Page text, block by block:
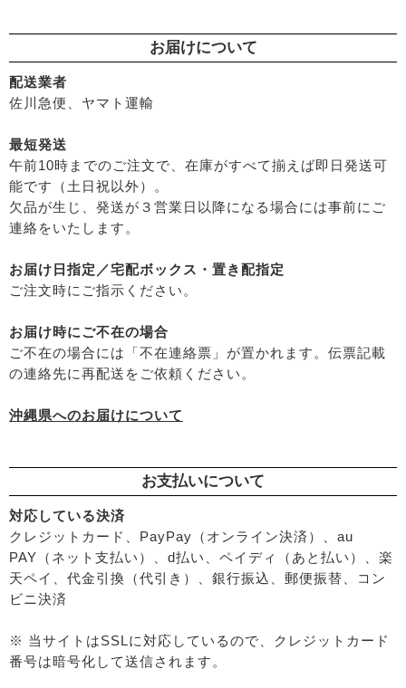
├メイク
├クレンジンク
├ファンデーション
├肌質・お悩み別スキンケア
├乾燥肌・敏感
├オイリー肌
├毛穴の黒ずみ・角質・開き
├エイジングケア
└ニキビ・吹き出物
└お悩み・目的別ヘアケア
├頭皮のフケ・かゆみ・臭い
├艶・なめらか・パサつき
├カンホアの塩
├マルカワ味噌
├
ヤマヒサ
├渡部信一さんの無農薬豆
├がんこ本舗
├ナチュラムーン
├パックスナチュロン（太陽油脂）
└竹おやじ末廣さんの竹炭ミネラル
お届けについて
配送業者
佐川急便、ヤマト運輸
最短発送
午前10時までのご注文で、在庫がすべて揃えば即日発送可
能です（土日祝以外）。
欠品が生じ、発送が３営業日以降になる場合には事前にご
連絡をいたします。
お届け日指定／宅配ボックス・置き配指定
ご注文時にご指示ください。
お届け時にご不在の場合
ご不在の場合には「不在連絡票」が置かれます。伝票記載
の連絡先に再配送をご依頼ください。
沖縄県へのお届けについて
お支払いについて
対応している決済
クレジットカード、PayPay（オンライン決済）、au
PAY（ネット支払い）、d払い、ペイディ（あと払い）、楽
天ペイ、代金引換（代引き）、銀行振込、郵便振替、コン
ビニ決済
※ 当サイトはSSLに対応しているので、クレジットカード
番号は暗号化して送信されます。